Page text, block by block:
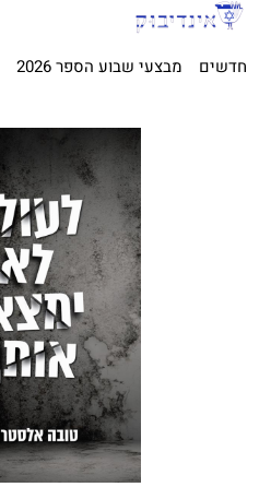
חדשים מבצעי שבוע הספר 2026